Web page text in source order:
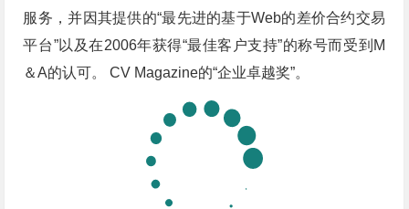
服务，并因其提供的“最先进的基于Web的差价合约交易
平台”以及在2006年获得“最佳客户支持”的称号而受到M
＆A的认可。 CV Magazine的“企业卓越奖”。